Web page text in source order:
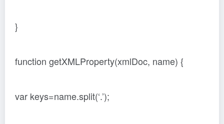
}
function getXMLProperty(xmlDoc, name) {
var keys=name.split(‘.’);